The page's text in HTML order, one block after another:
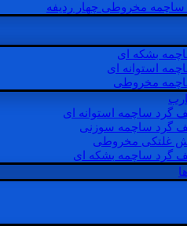
ساچمه مخروطی چهار ردیفه
بشکه ای
استوانه ای
مخروطی
گرد ساچمه استوانه ای
گرد ساچمه سوزنی
غلتکی مخروطی
گرد ساچمه بشکه ای